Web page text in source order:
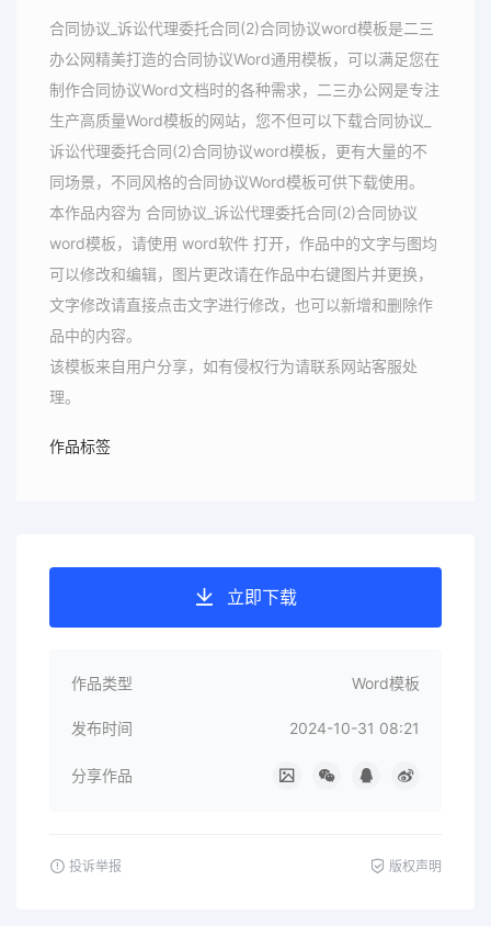
合同协议_诉讼代理委托合同(2)合同协议word模板是二三
办公网精美打造的合同协议Word通用模板，可以满足您在
制作合同协议Word文档时的各种需求，二三办公网是专注
生产高质量Word模板的网站，您不但可以下载合同协议_
诉讼代理委托合同(2)合同协议word模板，更有大量的不
同场景，不同风格的合同协议Word模板可供下载使用。
本作品内容为 合同协议_诉讼代理委托合同(2)合同协议
word模板，请使用 word软件 打开，作品中的文字与图均
可以修改和编辑，图片更改请在作品中右键图片并更换，
文字修改请直接点击文字进行修改，也可以新增和删除作
品中的内容。
该模板来自用户分享，如有侵权行为请联系网站客服处
理。
作品标签
立即下载
作品类型 Word模板
发布时间 2024-10-31 08:21
分享作品
投诉举报 版权声明